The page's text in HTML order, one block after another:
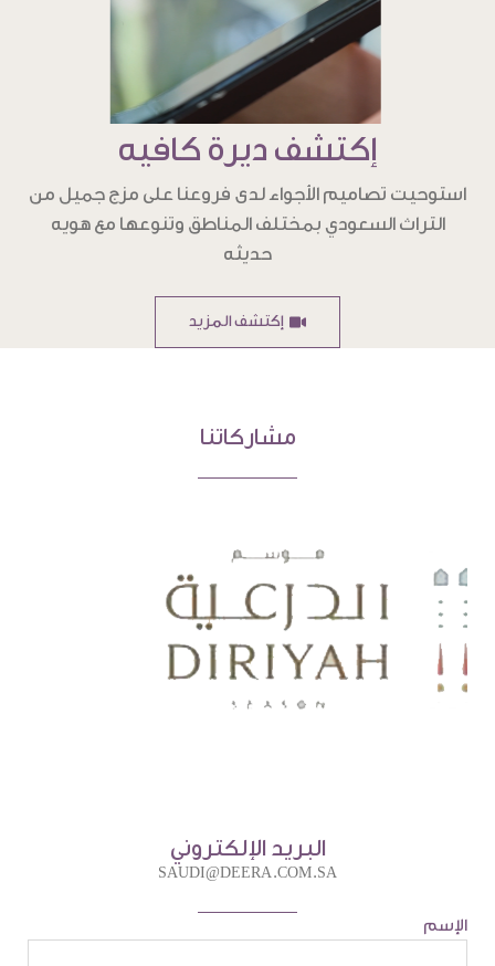
إكتشف ديرة كافيه
استوحيت تصاميم الأجواء لدى فروعنا على مزج جميل من
التراث السعودي بمختلف المناطق وتنوعها مع هويه
حديثه
إكتشف المزيد
مشاركاتنا
البريد الإلكتروني
SAUDI@DEERA.COM.SA
الإسم